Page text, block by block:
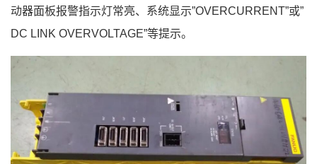
动器面板报警指示灯常亮、系统显示”OVERCURRENT”或”
DC LINK OVERVOLTAGE”等提示。